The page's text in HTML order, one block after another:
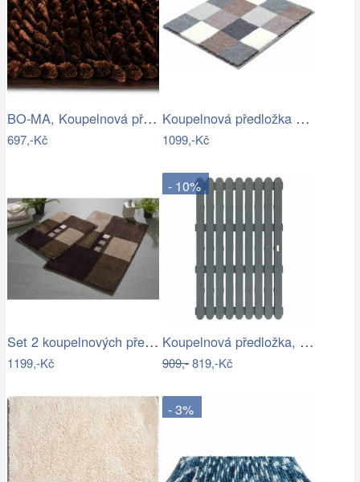
BO-MA, Koupelnová předložka Ella micro…
697,-Kč
Koupelnová předložka BONA
1099,-Kč
Set 2 koupelnových předložek MERKUR
1199,-Kč
- 10%
Koupelnová předložka, 50 x 80 cm, šedá,…
909,-819,-Kč
- 3%